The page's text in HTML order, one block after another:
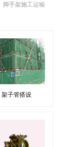
脚手架施工运输
架子管搭设